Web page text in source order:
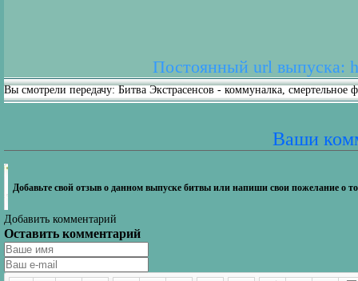
Постоянный url выпуска:
Вы смотрели передачу: Битва Экстрасенсов - коммуналка, смертельное
Ваши
Добавьте свой отзыв о данном выпуске битвы или напиши свои пожелание о
Добавить комментарий
Оставить комментарий